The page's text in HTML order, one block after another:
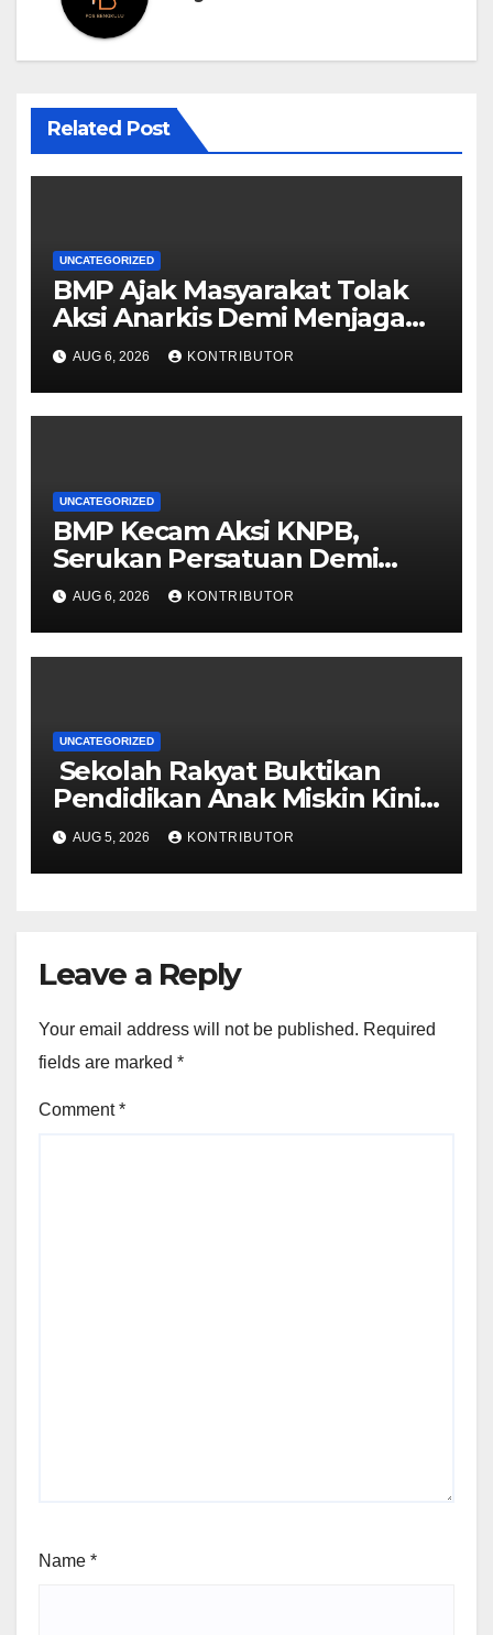
Related Post
UNCATEGORIZED
BMP Ajak Masyarakat Tolak
Aksi Anarkis Demi Menjaga
Keamanan dan
Pembangunan Papua
AUG 6, 2026 KONTRIBUTOR
UNCATEGORIZED
BMP Kecam Aksi KNPB,
Serukan Persatuan Demi
Papua yang Kondusif
AUG 6, 2026 KONTRIBUTOR
UNCATEGORIZED
Sekolah Rakyat Buktikan
Pendidikan Anak Miskin Kini
Menjadi Prioritas Negara
AUG 5, 2026 KONTRIBUTOR
Leave a Reply
Your email address will not be published. Required
fields are marked *
Comment*
Name *